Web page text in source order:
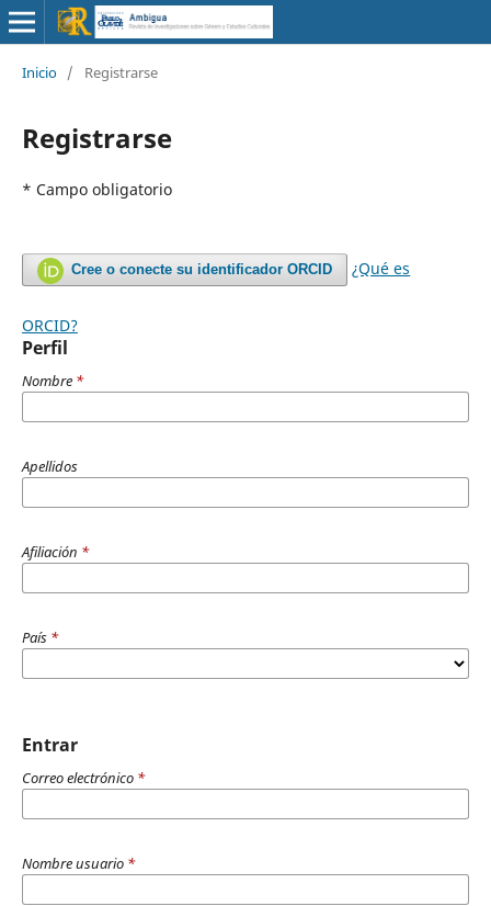
Inicio / Registrarse
Registrarse
* Campo obligatorio
Cree o conecte su identificador ORCID ¿Qué es
ORCID?
Perfil
Nombre *
Apellidos
Afiliación *
País *
Entrar
Correo electrónico *
Nombre usuario *